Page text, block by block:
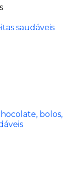
saudáveis
bolos